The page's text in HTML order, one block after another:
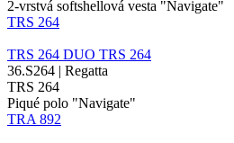
2-vrstvá softshellová vesta "Navigate"
TRS 264
TRS 264 DUO TRS 264
36.S264 | Regatta
TRS 264
Piqué polo "Navigate"
TRA 892